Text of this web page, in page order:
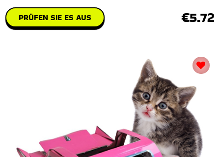
PRÜFEN SIE ES AUS €5.72